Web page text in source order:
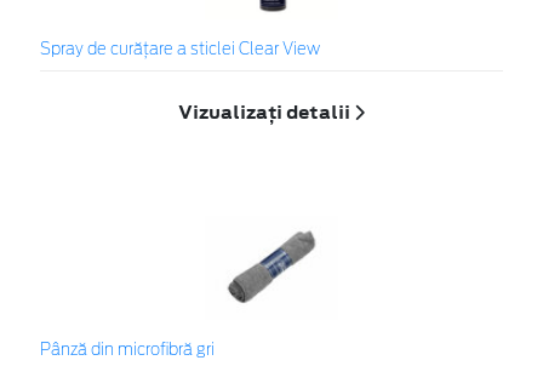
Spray de curățare a sticlei Clear View
Vizualizați detalii
Pânză din microfibră gri